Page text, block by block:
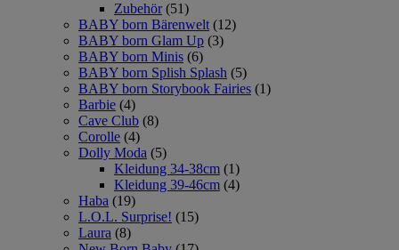
Zubehör (51)
BABY born Bärenwelt (12)
BABY born Glam Up (3)
BABY born Minis (6)
BABY born Splish Splash (5)
BABY born Storybook Fairies (1)
Barbie (4)
Cave Club (8)
Corolle (4)
Dolly Moda (5)
Kleidung 34-38cm (1)
Kleidung 39-46cm (4)
Haba (19)
L.O.L. Surprise! (15)
Laura (8)